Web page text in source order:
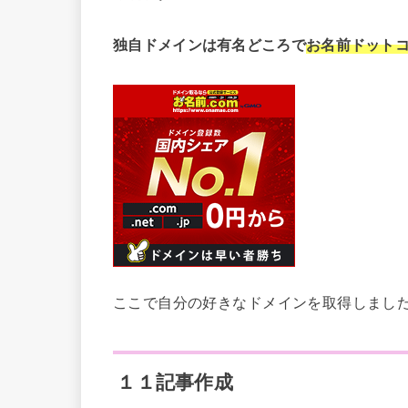
独自ドメインは有名どころでお名前ドット
ここで自分の好きなドメインを取得しました
１１記事作成